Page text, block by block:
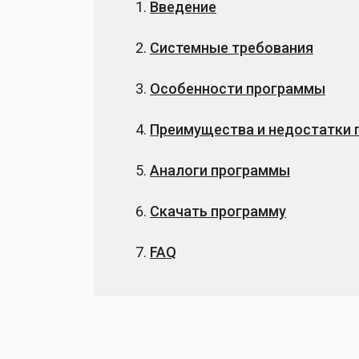
Введение
Системные требования
Особенности программы
Преимущества и недостатки
Аналоги программы
Скачать программу
FAQ